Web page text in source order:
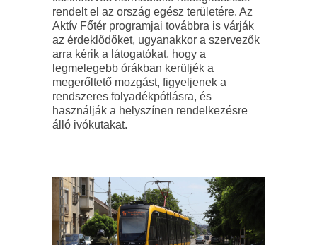
rendelt el az ország egész területére. Az
Aktív Főtér programjai továbbra is várják
az érdeklődőket, ugyanakkor a szervezők
arra kérik a látogatókat, hogy a
legmelegebb órákban kerüljék a
megerőltető mozgást, figyeljenek a
rendszeres folyadékpótlásra, és
használják a helyszínen rendelkezésre
álló ivókutakat.